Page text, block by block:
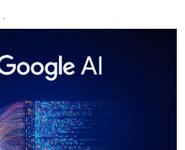
.